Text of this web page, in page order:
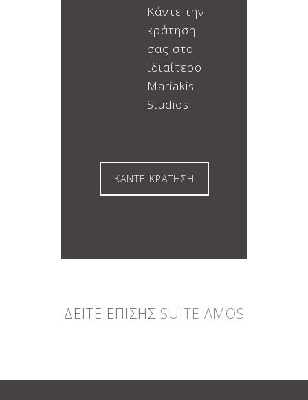
Κάντε την
κράτηση
σας στο
ιδιαίτερο
Mariakis
Studios.
ΚΑΝΤΕ ΚΡΑΤΗΣΗ
ΔΕΙΤΕ ΕΠΙΣΗΣ SUITE AMOS